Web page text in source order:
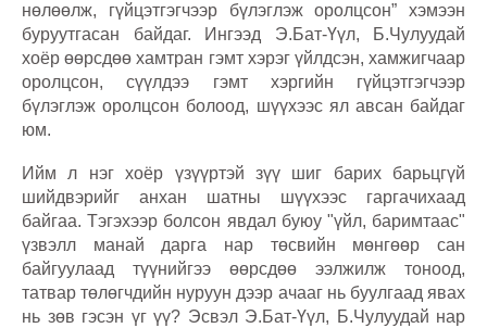
нөлөөлж, гүйцэтгэгчээр бүлэглэж оролцсон” хэмээн
буруутгасан байдаг. Ингээд Э.Бат-Үүл, Б.Чулуудай
хоёр өөрсдөө хамтран гэмт хэрэг үйлдсэн, хамжигчаар
оролцсон, сүүлдээ гэмт хэргийн гүйцэтгэгчээр
бүлэглэж оролцсон болоод, шүүхээс ял авсан байдаг
юм.
Ийм л нэг хоёр үзүүртэй зүү шиг барих барьцгүй
шийдвэрийг анхан шатны шүүхээс гаргачихаад
байгаа. Тэгэхээр болсон явдал буюу "үйл, баримтаас"
үзвэлл манай дарга нар төсвийн мөнгөөр сан
байгуулаад түүнийгээ өөрсдөө ээлжилж тоноод,
татвар төлөгчдийн нуруун дээр ачааг нь буулгаад явах
нь зөв гэсэн үг үү? Эсвэл Э.Бат-Үүл, Б.Чулуудай нар